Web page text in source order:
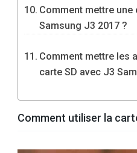
Comment mettre une
Samsung J3 2017 ?
Comment mettre les
carte SD avec J3
Comment utiliser la